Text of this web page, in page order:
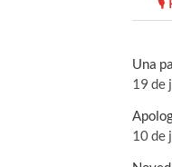
Una
19 de
10 de